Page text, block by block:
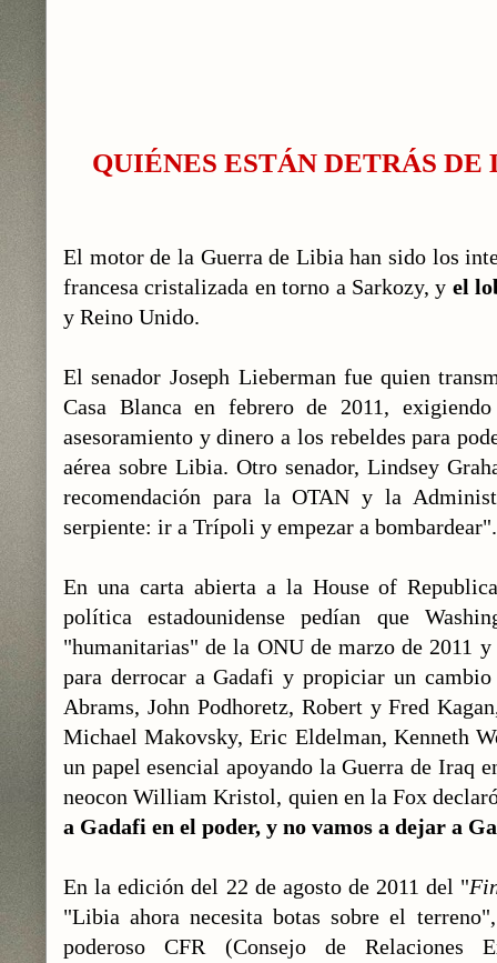
QUIÉNES ESTÁN DETRÁS
El motor de la Guerra de Libia han sido los
francesa cristalizada en torno a Sarkozy, y el
y Reino Unido.
El senador Joseph Lieberman fue quien
Casa Blanca en febrero de 2011,
asesoramiento y dinero a los rebeldes para
aérea sobre Libia. Otro senador, Lindsey
recomendación para la OTAN y la
serpiente: ir a Trípoli y empezar a bombardear".
En una carta abierta a la House of
política estadounidense pedían que
"humanitarias" de la ONU de marzo de 2011
para derrocar a Gadafi y propiciar un
Abrams, John Podhoretz, Robert y Fred
Michael Makovsky, Eric Eldelman, Kenneth
un papel esencial apoyando la Guerra de Iraq
neocon William Kristol, quien en la Fox
a Gadafi en el poder, y no vamos a dejar a
En la edición del 22 de agosto de 2011 del "
"Libia ahora necesita botas sobre el
poderoso CFR (Consejo de Relaciones